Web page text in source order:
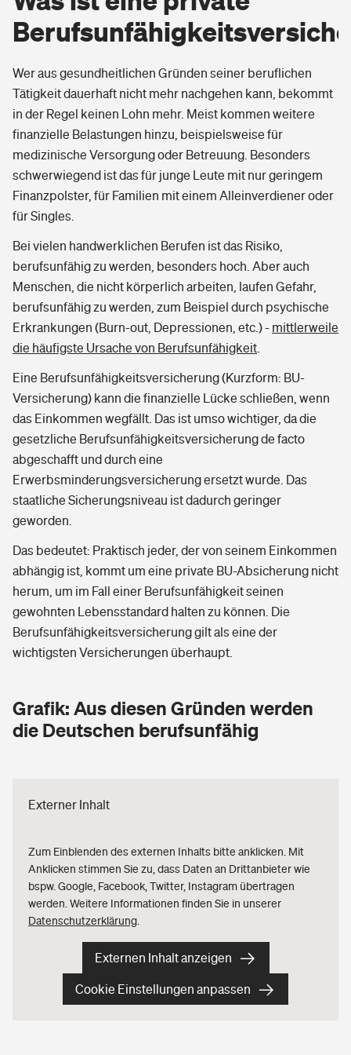
Glasversicherung
Vermieterrrechtsschutz
Mietkautionsversicherung
Restkreditversicherung
Zur Übersicht
Hochwasser-Check: Wie gefährdet ist Ihr Haus?
Wer versichert was: Jetzt Versicherer finden
Sie haben Fragen?
Unfallversicherung
Handyversicherung
Private Cyberversicherung
Musikinstrumentenversicherung
Zur Übersicht
Tools
Kinderunfall-Check: Mehr Sicherheit für deine Kids
Sie haben Fragen?
Zahnzusatzversicherung
Tierkrankenversicherung
Zur Übersicht
Tools
Sie haben Fragen?
Rentenrechner: Wie viel Geld bekomme ich im Alter?
Warum die Erwerbsminderungsrente nicht reicht
Was leistet die private
Berufsunfähigkeitsversicherung?
Was unterscheidet eigenständige BU von
Berufsunfähigkeits-Zusatzversicherung?
Verweisungsklauseln in der
Berufsunfähigkeitsversicherung
Wie läuft die Risikoprüfung ab?
Wie wird die Berufsunfähigkeit festgestellt?
Praktische Tipps zur BU-Versicherung
Welche Alternativen gibt es, seine Arbeitskraft zu
schützen?
Wer aus gesundheitlichen Gründen seiner beruflichen
Tätigkeit dauerhaft nicht mehr nachgehen kann, bekommt
in der Regel keinen Lohn mehr. Meist kommen weitere
finanzielle Belastungen hinzu, beispielsweise für
medizinische Versorgung oder Betreuung. Besonders
schwerwiegend ist das für junge Leute mit nur geringem
Finanzpolster, für Familien mit einem Alleinverdiener oder
für Singles.
Bei vielen handwerklichen Berufen ist das Risiko,
berufsunfähig zu werden, besonders hoch. Aber auch
Menschen, die nicht körperlich arbeiten, laufen Gefahr,
berufsunfähig zu werden, zum Beispiel durch psychische
Erkrankungen (Burn-out, Depressionen, etc.) - mittlerweile
die häufigste Ursache von Berufsunfähigkeit
Eine Berufsunfähigkeitsversicherung (Kurzform: BU-
Versicherung) kann die finanzielle Lücke schließen, wenn
das Einkommen wegfällt. Das ist umso wichtiger, da die
gesetzliche Berufsunfähigkeitsversicherung de facto
abgeschafft und durch eine
Erwerbsminderungsversicherung ersetzt wurde. Das
staatliche Sicherungsniveau ist dadurch geringer
geworden.
Das bedeutet: Praktisch jeder, der von seinem Einkommen
abhängig ist, kommt um eine private BU-Absicherung nicht
herum, um im Fall einer Berufsunfähigkeit seinen
gewohnten Lebensstandard halten zu können. Die
Berufsunfähigkeitsversicherung gilt als eine der
wichtigsten Versicherungen überhaupt.
Grafik: Aus diesen Gründen werden
die Deutschen berufsunfähig
Externer Inhalt
Zum Einblenden desexternen Inhalts bitte anklicken. Mit
Anklicken stimmen Sie zu, dass Daten an Drittanbieter wie
bspw. Google, Facebook, Twitter, Instagram übertragen
werden. Weitere Informationen finden Sie in unserer
Datenschutzerklärung
Externen Inhalt anzeigen
Cookie Einstellungen anpassen